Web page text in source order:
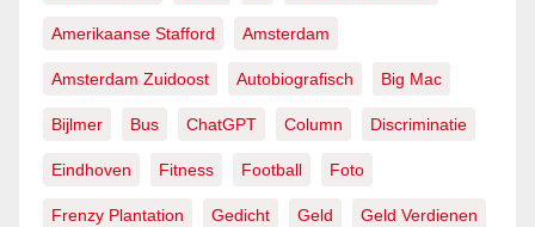
Amerikaanse Stafford Amsterdam
Amsterdam Zuidoost Autobiografisch Big Mac
Bijlmer Bus ChatGPT Column Discriminatie
Eindhoven Fitness Football Foto
Frenzy Plantation Gedicht Geld Geld Verdienen